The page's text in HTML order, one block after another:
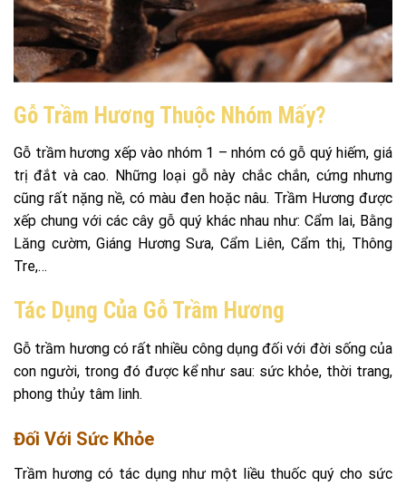
Gỗ Trầm Hương Thuộc Nhóm Mấy?
Gỗ trầm hương xếp vào nhóm 1 – nhóm có gỗ quý hiếm, giá
trị đắt và cao. Những loại gỗ này chắc chắn, cứng nhưng
cũng rất nặng nề, có màu đen hoặc nâu. Trầm Hương được
xếp chung với các cây gỗ quý khác nhau như: Cẩm lai, Bằng
Lăng cườm, Giáng Hương Sưa, Cẩm Liên, Cẩm thị, Thông
Tre,…
Tác Dụng Của Gỗ Trầm Hương
Gỗ trầm hương có rất nhiều công dụng đối với đời sống của
con người, trong đó được kể như sau: sức khỏe, thời trang,
phong thủy tâm linh.
Đối Với Sức Khỏe
Trầm hương có tác dụng như một liều thuốc quý cho sức